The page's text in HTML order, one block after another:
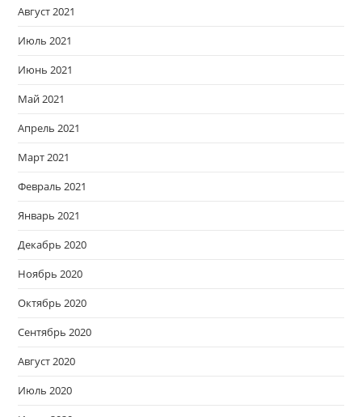
Август 2021
Июль 2021
Июнь 2021
Май 2021
Апрель 2021
Март 2021
Февраль 2021
Январь 2021
Декабрь 2020
Ноябрь 2020
Октябрь 2020
Сентябрь 2020
Август 2020
Июль 2020